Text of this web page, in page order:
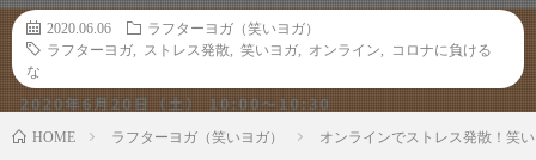
2020.06.06
ラフターヨガ（笑いヨガ）
ラフターヨガ
ストレス発散 笑いヨガ オンライン
コロナに負ける
な
HOME ラフターヨガ（笑いヨガ） オンラインでストレス発散！笑